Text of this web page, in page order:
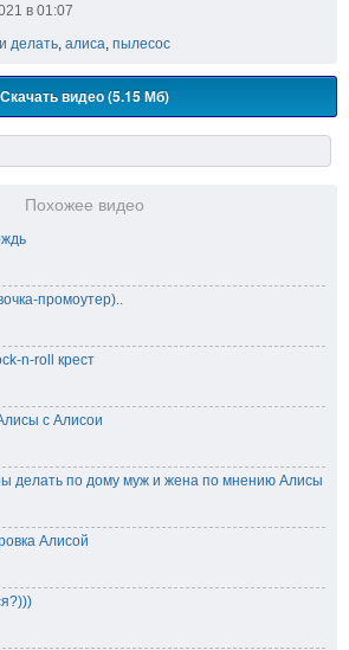
в 01:07
делать алиса пылесос
Скачать видео (5.15 Мб)
Похожее видео
промоутер)..
n-roll крест
с Алисои
делать по дому муж и жена по мнению Алисы
Алисой